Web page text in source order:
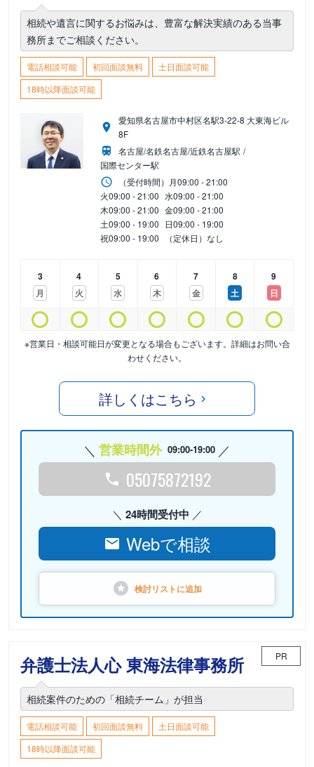
相続や遺言に関するお悩みは、豊富な解決実績のある当事
務所までご相談ください。
電話相談可能 初回面談無料
土日面談可能
18時以降面談可能
愛知県名古屋市中村区名駅3-22-8 大東海ビル
8F
名古屋/名鉄名古屋/近鉄名古屋駅
国際センター駅
（受付時間） 月09:00 - 21:00
火09:00 - 21:00 水09:00 - 21:00
木09:00 - 21:00 金09:00 - 21:00
土09:00 - 19:00 日09:00 - 19:00
祝09:00 - 19:00 （定休日）なし
3
月
4
火
5
水
6
木
7
金
8
土
9
日
※営業日・相談可能日が変更となる場合もございます。詳細はお問い合
わせください。
詳しくはこちら
営業時間外 09:00-19:00
05075872192
24時間受付中
Webで相談
検討リストに追加
弁護士法人心 東海法律事務所 PR
相続案件のための「相続チーム」が担当
電話相談可能 初回面談無料
土日面談可能
18時以降面談可能